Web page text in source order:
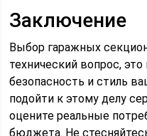
Заключение
Выбор гаражных
технический вопрос,
безопасность и стиль
подойти к этому делу
оцените реальные
бюджета. Не